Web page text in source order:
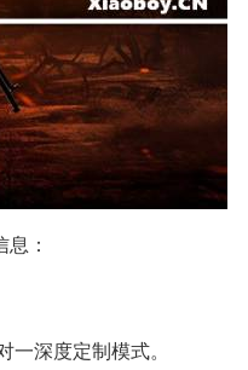
：
深度定制模式。